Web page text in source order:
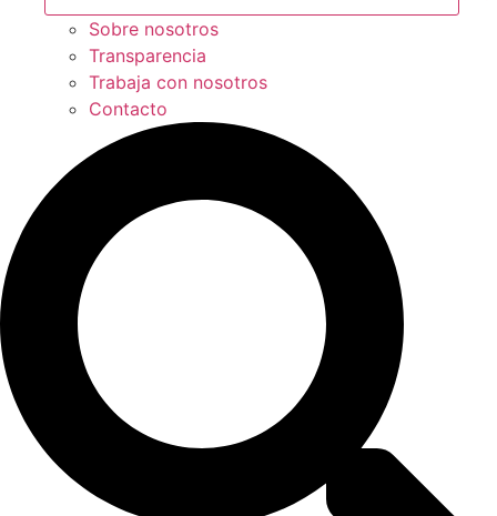
Sobre nosotros
Transparencia
Trabaja con nosotros
Contacto